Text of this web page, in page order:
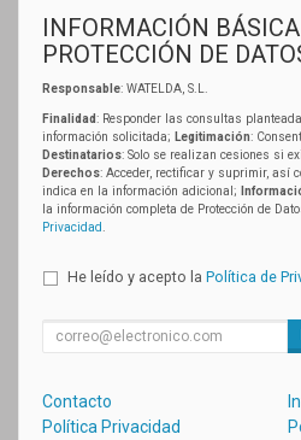
INFORMACIÓN
PROTECCIÓN DE
Responsable: WATELDA, S.L.
Finalidad: Responder las consultas
información solicitada; Legitimación:
Destinatarios: Solo se realizan cesiones si
Derechos: Acceder, rectificar y suprimir, así
indica en la información adicional;
la información completa de Protección de
Privacidad
He leído y acepto la Política de
Contacto
Política Privacidad